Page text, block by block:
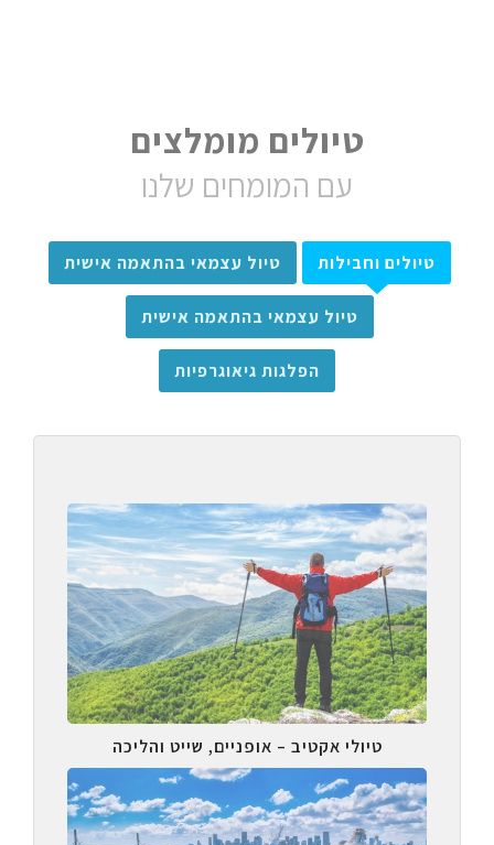
טיולים מומלצים
עם המומחים שלנו
טיולים וחבילות טיול עצמאי בהתאמה אישית
טיול עצמאי בהתאמה אישית
הפלגות גיאוגרפיות
טיולי אקטיב – אופניים, שייט והליכה